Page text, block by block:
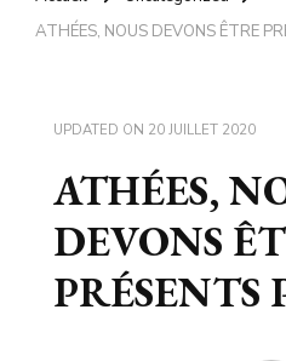
ATHÉES, NOUS DEVONS ÊTRE
UPDATED ON 20 JUILLET 2020
ATHÉES,
DEVONS
PRÉSENTS